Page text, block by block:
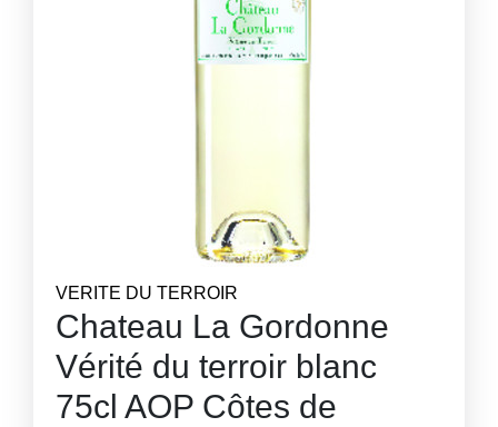
VERITE DU TERROIR
Chateau La Gordonne
Vérité du terroir blanc
75cl AOP Côtes de